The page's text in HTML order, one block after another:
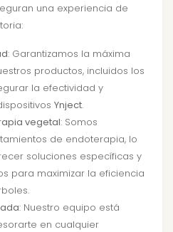
una experiencia de
: Garantizamos la máxima
productos, incluidos los
la efectividad y
Ynject.
vegetal: Somos
de endoterapia, lo
soluciones específicas y
para maximizar la eficiencia
: Nuestro equipo está
en cualquier